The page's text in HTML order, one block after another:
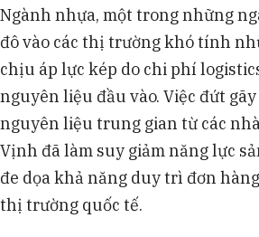
Ngành nhựa, một trong những
đô vào các thị trường khó tính
chịu áp lực kép do chi phí
nguyên liệu đầu vào. Việc đứt
nguyên liệu trung gian từ các
Vịnh đã làm suy giảm năng lực
đe dọa khả năng duy trì đơn
thị trường quốc tế.